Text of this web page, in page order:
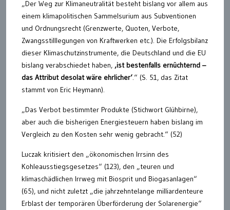
„Der Weg zur Klimaneutralität besteht bislang vor allem aus
einem klimapolitischen Sammelsurium aus Subventionen
und Ordnungsrecht (Grenzwerte, Quoten, Verbote,
Zwangsstilllegungen von Kraftwerken etc.). Die Erfolgsbilanz
dieser Klimaschutzinstrumente, die Deutschland und die EU
bislang verabschiedet haben, ‚ist bestenfalls ernüchternd –
das Attribut desolat wäre ehrlicher‘.“ (S. 51, das Zitat
stammt von Eric Heymann).
„Das Verbot bestimmter Produkte (Stichwort Glühbirne),
aber auch die bisherigen Energiesteuern haben bislang im
Vergleich zu den Kosten sehr wenig gebracht.“ (52)
Luczak kritisiert den „ökonomischen Irrsinn des
Kohleausstiegsgesetzes“ (123), den „teuren und
klimaschädlichen Irrweg mit Biosprit und Biogasanlagen“
(65), und nicht zuletzt „die jahrzehntelange milliardenteure
Erblast der temporären Überförderung der Solarenergie“